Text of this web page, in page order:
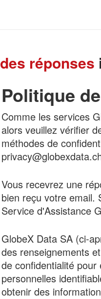
des réponses
Politique
Comme les services
alors veuillez vérifier
méthodes de
Vous recevrez une
bien reçu votre email.
Service d'Assistance
GlobeX Data SA (ci-
des renseignements
de confidentialité
personnelles
obtenir des